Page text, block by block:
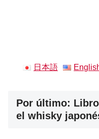
日本語
Por último:
el whisky